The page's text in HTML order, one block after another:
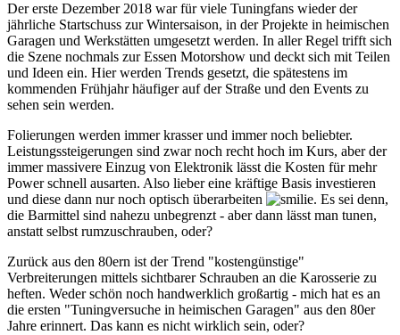
Der erste Dezember 2018 war für viele Tuningfans wieder der
jährliche Startschuss zur Wintersaison, in der Projekte in heimischen
Garagen und Werkstätten umgesetzt werden. In aller Regel trifft sich
die Szene nochmals zur Essen Motorshow und deckt sich mit Teilen
und Ideen ein. Hier werden Trends gesetzt, die spätestens im
kommenden Frühjahr häufiger auf der Straße und den Events zu
sehen sein werden.
Folierungen werden immer krasser und immer noch beliebter.
Leistungssteigerungen sind zwar noch recht hoch im Kurs, aber der
immer massivere Einzug von Elektronik lässt die Kosten für mehr
Power schnell ausarten. Also lieber eine kräftige Basis investieren
und diese dann nur noch optisch überarbeiten
. Es sei denn,
die Barmittel sind nahezu unbegrenzt - aber dann lässt man tunen,
anstatt selbst rumzuschrauben, oder?
Zurück aus den 80ern ist der Trend "kostengünstige"
Verbreiterungen mittels sichtbarer Schrauben an die Karosserie zu
heften. Weder schön noch handwerklich großartig - mich hat es an
die ersten "Tuningversuche in heimischen Garagen" aus den 80er
Jahre erinnert. Das kann es nicht wirklich sein, oder?